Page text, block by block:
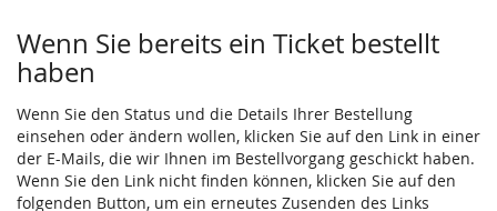
Wenn Sie bereits ein Ticket bestellt
haben
Wenn Sie den Status und die Details Ihrer Bestellung
einsehen oder ändern wollen, klicken Sie auf den Link in einer
der E-Mails, die wir Ihnen im Bestellvorgang geschickt haben.
Wenn Sie den Link nicht finden können, klicken Sie auf den
folgenden Button, um ein erneutes Zusenden des Links